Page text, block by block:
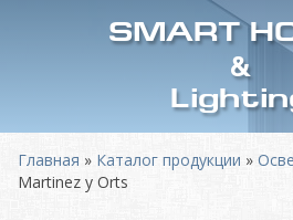
SMART
&
Главная » Каталог продукции »
Martinez y Orts